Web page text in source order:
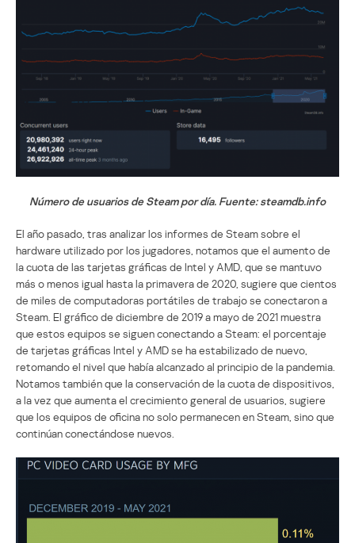
Número de usuarios de Steam por día. Fuente: steamdb.info
El año pasado, tras analizar los informes de Steam sobre el
hardware utilizado por los jugadores, notamos que el aumento de
la cuota de las tarjetas gráficas de Intel y AMD, que se mantuvo
más o menos igual hasta la primavera de 2020, sugiere que cientos
de miles de computadoras portátiles de trabajo se conectaron a
Steam. El gráfico de diciembre de 2019 a mayo de 2021 muestra
que estos equipos se siguen conectando a Steam: el porcentaje
de tarjetas gráficas Intel y AMD se ha estabilizado de nuevo,
retomando el nivel que había alcanzado al principio de la pandemia.
Notamos también que la conservación de la cuota de dispositivos,
a la vez que aumenta el crecimiento general de usuarios, sugiere
que los equipos de oficina no solo permanecen en Steam, sino que
continúan conectándose nuevos.